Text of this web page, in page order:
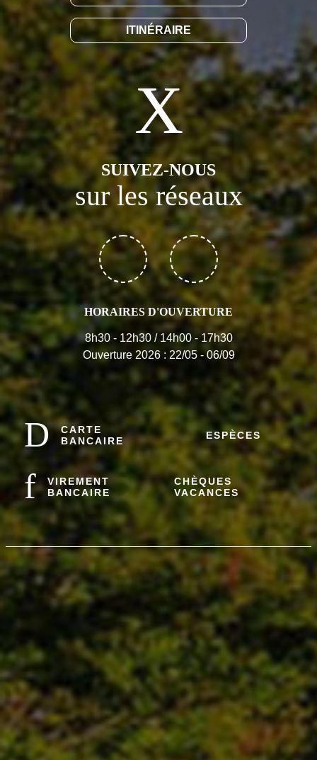
ITINÉRAIRE
SUIVEZ-NOUS
sur les réseaux
HORAIRES D'OUVERTURE
8h30 - 12h30 / 14h00 - 17h30
Ouverture 2026 : 22/05 - 06/09
CARTE
BANCAIRE
ESPÈCES
VIREMENT
BANCAIRE
CHÈQUES
VACANCES